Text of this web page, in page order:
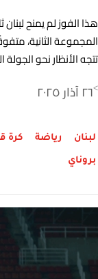
هذا الفوز لم يمنح
المجموعة الثانية،
>٢٦ آذار ٢٠٢٥
لبنان رياضة كرة
بروناي